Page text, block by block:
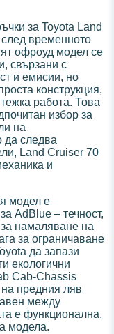
за Toyota Land
временното
офроуд модел се
свързани с
и емисии, но
конструкция,
работа. Това
избор за
на
да следва
Land Cruiser 70
и
модел е
AdBlue – течност,
намаляване на
за ограничаване
да запази
екологични
Cab-Chassis
предния ляв
между
е функционална,
модела.